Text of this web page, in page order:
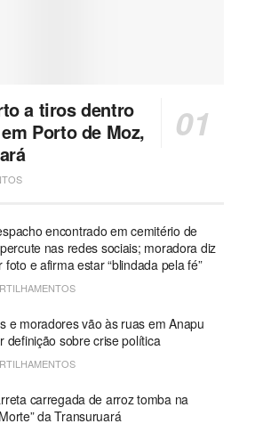
a tiros dentro
Porto de Moz,
encontrado em cemitério de
nas redes sociais; moradora diz
foto e afirma estar “blindada pela fé”
e moradores vão às ruas em Anapu
definição sobre crise política
carregada de arroz tomba na
da Transuruará